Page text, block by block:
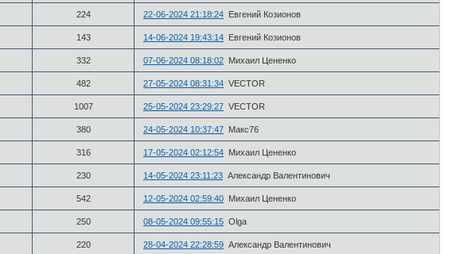
224 22-06-2024 21:18:24 Евгений Козионов
143 14-06-2024 19:43:14 Евгений Козионов
332 07-06-2024 08:18:02 Михаил Цененко
482 27-05-2024 08:31:34 VECTOR
1007 25-05-2024 23:29:27 VECTOR
380 24-05-2024 10:37:47 Макс76
316 17-05-2024 02:12:54 Михаил Цененко
230 14-05-2024 23:11:23 Александр Валентинович
542 12-05-2024 02:59:40 Михаил Цененко
250 08-05-2024 09:55:15 Olga
220 28-04-2024 22:28:59 Александр Валентинович